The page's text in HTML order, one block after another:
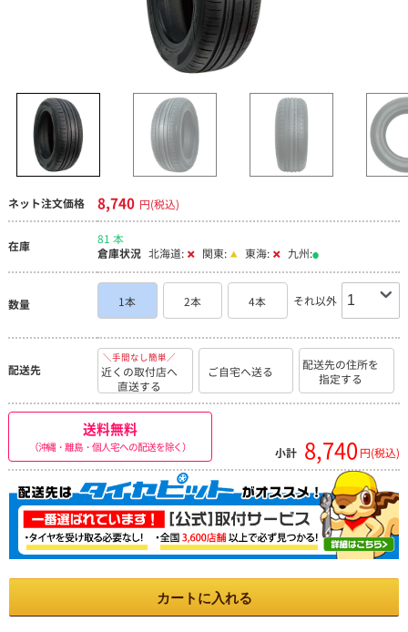
ネット注文価格 8,740 円(税込)
在庫
81 本
倉庫状況 北海道: 関東: 東海: 九州:
数量 1本 2本 4本 それ以外
配送先
＼手間なし簡単／
近くの取付店へ
直送する
ご自宅へ送る
配送先の住所を
指定する
送料無料
（沖縄・離島・個人宅への配送を除く） 小計 8,740 円(税込)
カートに入れる